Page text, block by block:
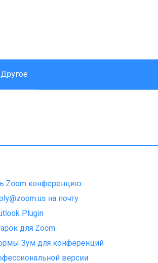
Другое
Zoom конференцию
на почту
Plugin
для Zoom
Зум для конференций
версии